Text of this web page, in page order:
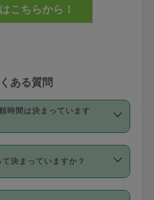
ある質問
時間は決まっています
3時間固定です。3時間を
い場合は、延長機能をご
機能をご利用いただくに
決まっていますか？
の中からタスカジさん自